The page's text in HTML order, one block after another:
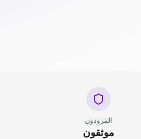
المزودون
موثقون